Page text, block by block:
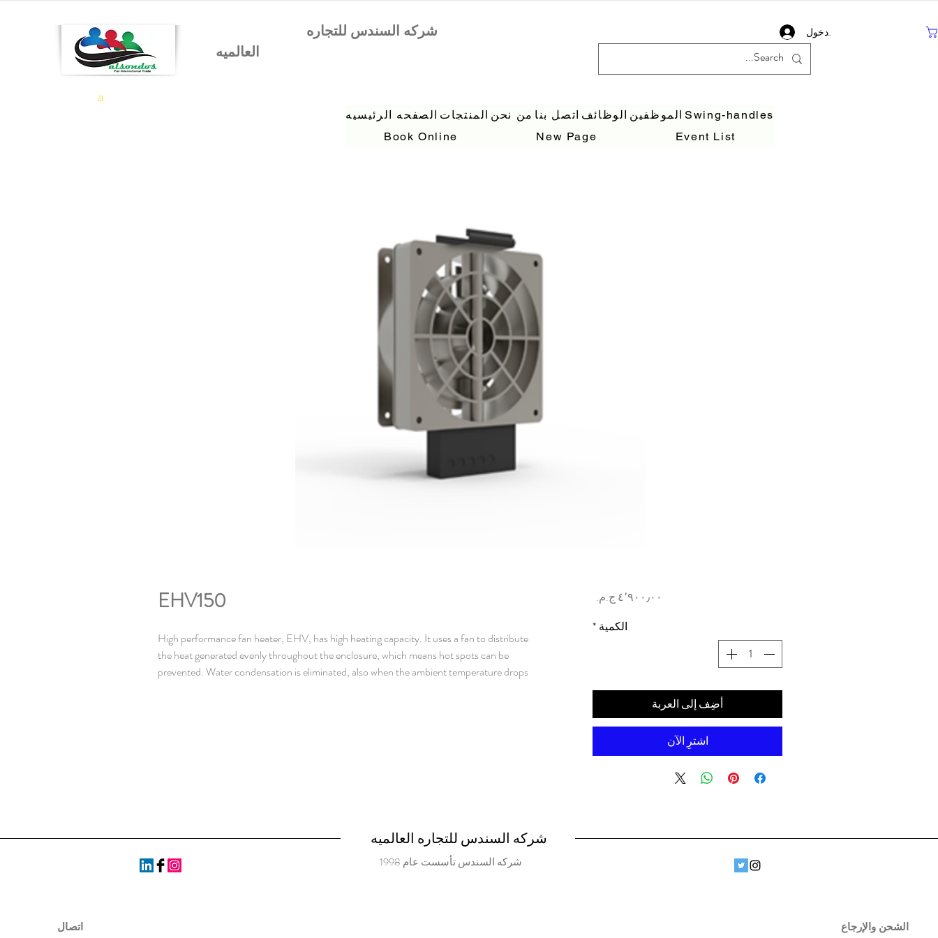
تسجيل دخول
الصفحه الرئيسيه المنتجات من نحن اتصل بنا الوظائف الموظفين Swing-handles
Book Online
New Page Event List
EHV150
High performance fan heater, EHV, has high heating capacity. It uses a fan to distribute
the heat generated evenly throughout the enclosure, which means hot spots can be
prevented. Water condensation is eliminated, also when the ambient temperature drops
السعر
الكمية *
أضِف إلى العربة
اشترِ الآن
a
شركه السندس للتجاره العالميه
شركه السندس تأسست عام 1998
اتصال